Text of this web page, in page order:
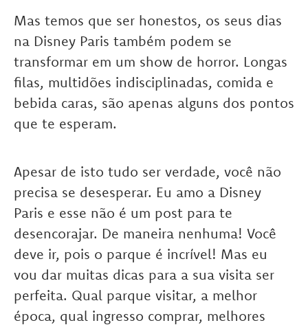
Mas temos que ser honestos, os seus dias
na Disney Paris também podem se
transformar em um show de horror. Longas
filas, multidões indisciplinadas, comida e
bebida caras, são apenas alguns dos pontos
que te esperam.
Apesar de isto tudo ser verdade, você não
precisa se desesperar. Eu amo a Disney
Paris e esse não é um post para te
desencorajar. De maneira nenhuma! Você
deve ir, pois o parque é incrível! Mas eu
vou dar muitas dicas para a sua visita ser
perfeita. Qual parque visitar, a melhor
época, qual ingresso comprar, melhores